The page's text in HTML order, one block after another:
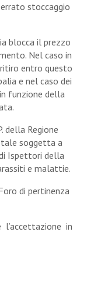
stoccaggio
blocca il prezzo
Nel caso in
entro questo
e nel caso dei
funzione della
della Regione
soggetta a
Ispettori della
e malattie.
di pertinenza
in